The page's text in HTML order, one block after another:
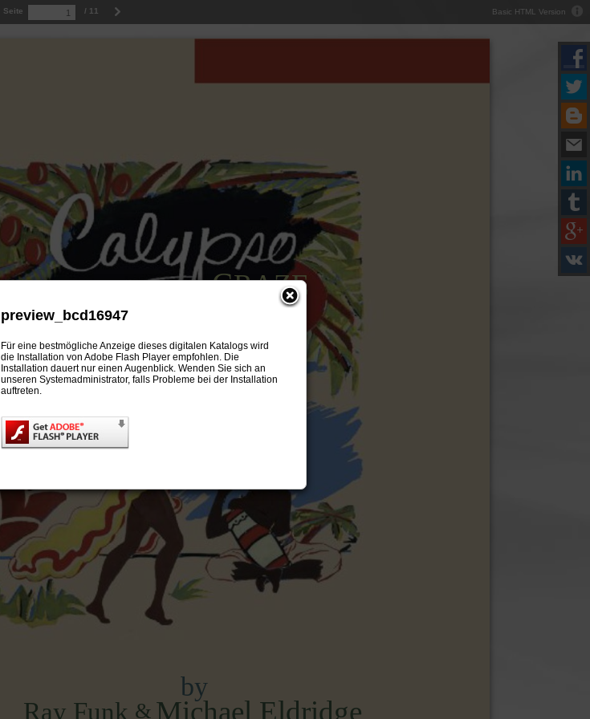
Basic HTML Version
Seite / 11
CRAZE
by
Ray Funk & Michael Eldridge
preview_bcd16947
Für eine bestmögliche Anzeige dieses digitalen Katalogs wird
die Installation von Adobe Flash Player empfohlen. Die
Installation dauert nur einen Augenblick. Wenden Sie sich an
unseren Systemadministrator, falls Probleme bei der Installation
auftreten.